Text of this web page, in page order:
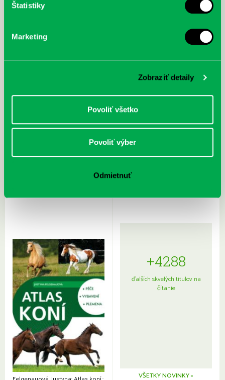
Štatistiky
Marketing
Zobraziť detaily
Povoliť všetko
Povoliť výber
Odmietnuť
Sprievodca po hviezdnej oblohe
kompletný sprievodca
japonskou kuchyňou a etiketou
+4288
ďalších skvelých titulov na
čítanie
VŠETKY NOVINKY »